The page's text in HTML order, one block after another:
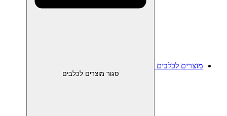
מוצרים לכלבים
סגור מוצרים לכלבים